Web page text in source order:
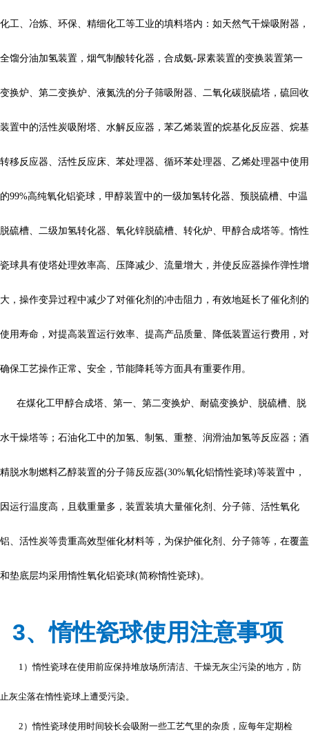
化工、冶炼、环保、精细化工等工业的填料塔内：如天然气干燥吸附器，
全馏分油加氢装置，烟气制酸转化器，合成氨-尿素装置的变换装置第一
变换炉、第二变换炉、液氮洗的分子筛吸附器、二氧化碳脱硫塔，硫回收
装置中的活性炭吸附塔、水解反应器，苯乙烯装置的烷基化反应器、烷基
转移反应器、活性反应床、苯处理器、循环苯处理器、乙烯处理器中使用
的99%高纯氧化铝瓷球，甲醇装置中的一级加氢转化器、预脱硫槽、中温
脱硫槽、二级加氢转化器、氧化锌脱硫槽、转化炉、甲醇合成塔等。惰性
瓷球具有使塔处理效率高、压降减少、流量增大，并使反应器操作弹性增
大，操作变异过程中减少了对催化剂的冲击阻力，有效地延长了催化剂的
使用寿命，对提高装置运行效率、提高产品质量、降低装置运行费用，对
确保工艺操作正常 、 安全，节能降耗等方面具有重要作用。
在煤化工甲醇合成塔、第一、第二变换炉、耐硫变换炉、脱硫槽、脱
水干燥塔等；石油化工中的加氢、制氢、重整、润滑油加氢等反应器；酒
精脱水制燃料乙醇装置的分子筛反应器(30%氧化铝惰性瓷球)等装置中，
因运行温度高，且载重量多，装置装填大量催化剂、分子筛、活性氧化
铝、活性炭等贵重高效型催化材料等，为保护催化剂、分子筛等，在覆盖
和垫底层均采用惰性氧化铝瓷球(简称惰性瓷球)。
3、惰性瓷球使用注意事项
1 ）惰性瓷球在使用前应保持堆放场所清洁、干燥无灰尘污染的地方，防
止灰尘落在惰性瓷球上遭受污染。
2 ）惰性瓷球使用时间较长会吸附一些工艺气里的杂质，应每年定期检